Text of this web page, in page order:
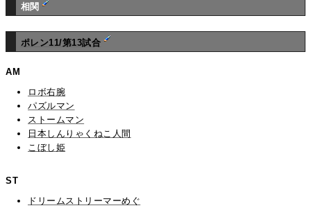
相関
ポレン11/第13試合
AM
ロボ右腕
パズルマン
ストームマン
日本しんりゃくねこ人間
こぼし姫
ST
ドリームストリーマーめぐ